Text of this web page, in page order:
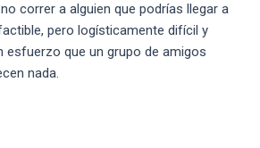
correr a alguien que podrías llegar a
pero logísticamente difícil y
esfuerzo que un grupo de amigos
nada.